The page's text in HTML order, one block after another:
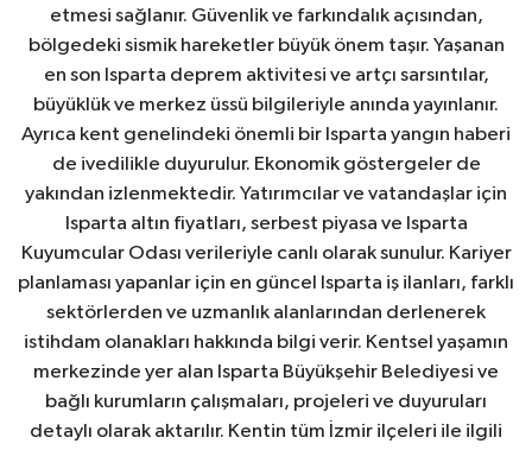
etmesi sağlanır. Güvenlik ve farkındalık açısından,
bölgedeki sismik hareketler büyük önem taşır. Yaşanan
en son Isparta deprem aktivitesi ve artçı sarsıntılar,
büyüklük ve merkez üssü bilgileriyle anında yayınlanır.
Ayrıca kent genelindeki önemli bir Isparta yangın haberi
de ivedilikle duyurulur. Ekonomik göstergeler de
yakından izlenmektedir. Yatırımcılar ve vatandaşlar için
Isparta altın fiyatları, serbest piyasa ve Isparta
Kuyumcular Odası verileriyle canlı olarak sunulur. Kariyer
planlaması yapanlar için en güncel Isparta iş ilanları, farklı
sektörlerden ve uzmanlık alanlarından derlenerek
istihdam olanakları hakkında bilgi verir. Kentsel yaşamın
merkezinde yer alan Isparta Büyükşehir Belediyesi ve
bağlı kurumların çalışmaları, projeleri ve duyuruları
detaylı olarak aktarılır. Kentin tüm İzmir ilçeleri ile ilgili